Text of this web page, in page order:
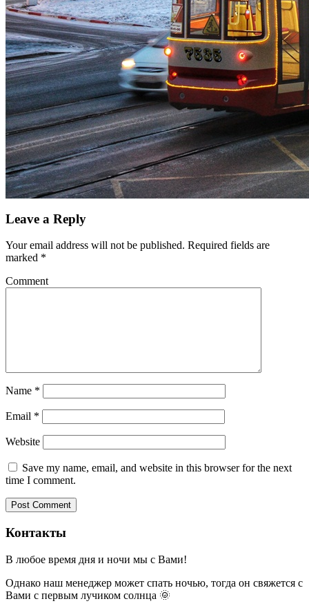
Leave a Reply
Your email address will not be published. Required fields are
marked *
Comment
Name *
Email *
Website
Save my name, email, and website in this browser for the next
time I comment.
Контакты
В любое время дня и ночи мы с Вами!
Однако наш менеджер может спать ночью, тогда он свяжется с
Вами с первым лучиком солнца 🌞